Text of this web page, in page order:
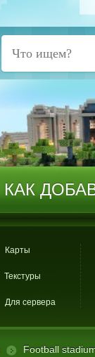
КАК
Карты
Текстуры
Для сервера
Football